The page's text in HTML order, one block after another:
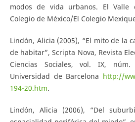
modos de vida urbanos. El Valle
Colegio de México/El Colegio
Lindón, Alicia (2005), “El mito de la
de habitar”, Scripta Nova, Revista
Ciencias Sociales, vol. IX,
Universidad de Barcelona http://
194-20.htm.
Lindón, Alicia (2006), “Del